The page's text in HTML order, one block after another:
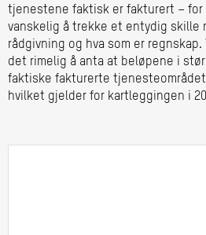
tjenestene faktisk er fakturert –
vanskelig å trekke et entydig skille
rådgivning og hva som er
det rimelig å anta at beløpene i
faktiske fakturerte
hvilket gjelder for kartleggingen i